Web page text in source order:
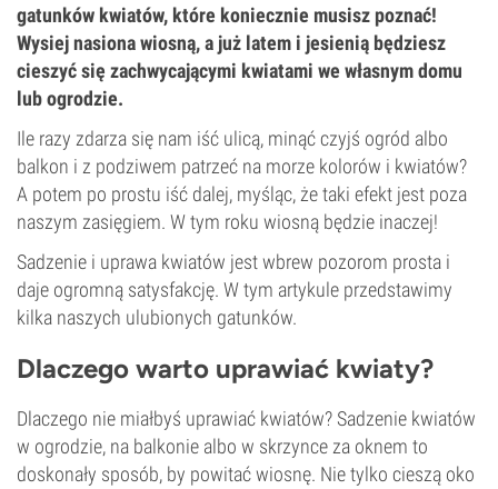
gatunków kwiatów, które koniecznie musisz poznać!
Wysiej nasiona wiosną, a już latem i jesienią będziesz
cieszyć się zachwycającymi kwiatami we własnym domu
lub ogrodzie.
Ile razy zdarza się nam iść ulicą, minąć czyjś ogród albo
balkon i z podziwem patrzeć na morze kolorów i kwiatów?
A potem po prostu iść dalej, myśląc, że taki efekt jest poza
naszym zasięgiem. W tym roku wiosną będzie inaczej!
Sadzenie i uprawa kwiatów jest wbrew pozorom prosta i
daje ogromną satysfakcję. W tym artykule przedstawimy
kilka naszych ulubionych gatunków.
Dlaczego warto uprawiać kwiaty?
Dlaczego nie miałbyś uprawiać kwiatów? Sadzenie kwiatów
w ogrodzie, na balkonie albo w skrzynce za oknem to
doskonały sposób, by powitać wiosnę. Nie tylko cieszą oko